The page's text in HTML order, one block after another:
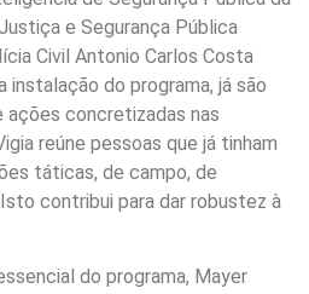
e Segurança Pública
Civil Antonio Carlos Costa
instalação do programa, já são
concretizadas nas
reúne pessoas que já tinham
táticas, de campo, de
contribui para dar robustez à
do programa, Mayer